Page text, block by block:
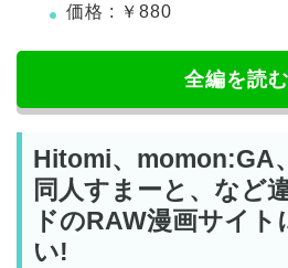
価格 : ￥880
全編を読む
Hitomi、momon:GA
同人すまーと、など
ドのRAW漫画サイ
い!